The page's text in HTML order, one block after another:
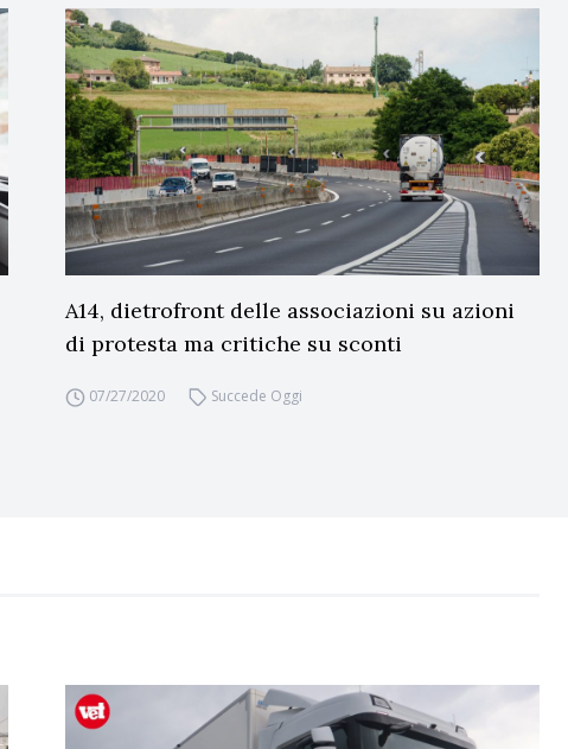
A14, dietrofront delle associazioni su azioni
di protesta ma critiche su sconti
07/27/2020 Succede Oggi